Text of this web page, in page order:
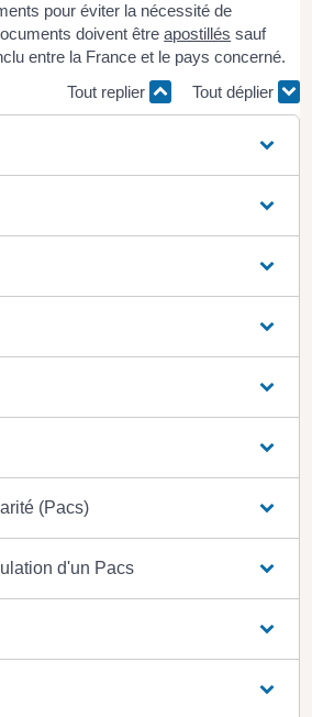
pour éviter la nécessité de
doivent êtreapostillés sauf
entre la France et le pays concerné.
Tout replier
Tout déplier
(Pacs)
d'un Pacs